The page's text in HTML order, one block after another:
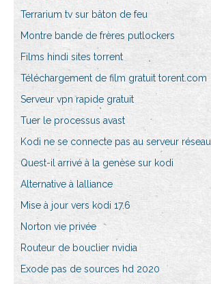
Terrarium tv sur bâton de feu
Montre bande de frères putlockers
Films hindi sites torrent
Téléchargement de film gratuit torent.com
Serveur vpn rapide gratuit
Tuer le processus avast
Kodi ne se connecte pas au serveur réseau
Quest-il arrivé à la genèse sur kodi
Alternative à lalliance
Mise à jour vers kodi 17.6
Norton vie privée
Routeur de bouclier nvidia
Exode pas de sources hd 2020